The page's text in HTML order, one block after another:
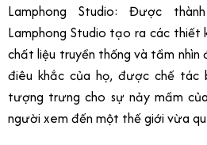
Lamphong Studio: Được
Lamphong Studio tạo ra các
chất liệu truyền thống và tầm
điêu khắc của họ, được chế tác
tượng trưng cho sự nảy mầm
người xem đến một thế giới vừa